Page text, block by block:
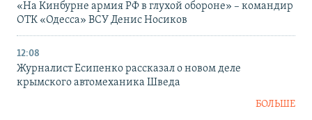
«На Кинбурне армия РФ в глухой обороне» – командир
ОТК «Одесса» ВСУ Денис Носиков
12:08
Журналист Есипенко рассказал о новом деле
крымского автомеханика Шведа
БОЛЬШЕ